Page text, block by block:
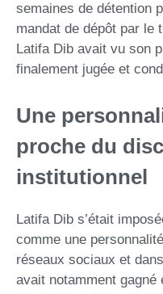
semaines de détention
mandat de dépôt par le
Latifa Dib avait vu son
finalement jugée et
Une
proche du
institutionnel
Latifa Dib s’était
comme une
réseaux sociaux et
avait notamment gagné